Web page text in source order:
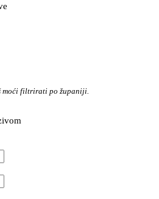
moći filtrirati po županiji.